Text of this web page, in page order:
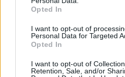
Opted In
I want to opt-out of
Personal Data for Targeted
Opted In
I want to opt-out of
Retention, Sale, and/or
közgazdasági racionalitása,
kérnek ennyit, pedig
Recorder magazin 97.